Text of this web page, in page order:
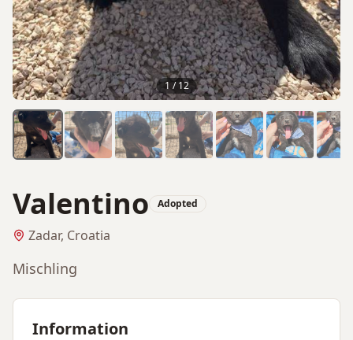
1 /12
Valentino Adopted
Zadar, Croatia
Mischling
Information